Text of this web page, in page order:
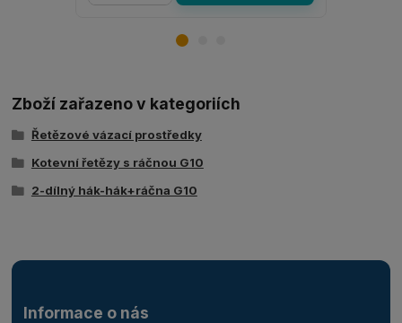
Zboží zařazeno v kategoriích
Řetězové vázací prostředky
Kotevní řetězy s ráčnou G10
2-dílný hák-hák+ráčna G10
Informace o nás